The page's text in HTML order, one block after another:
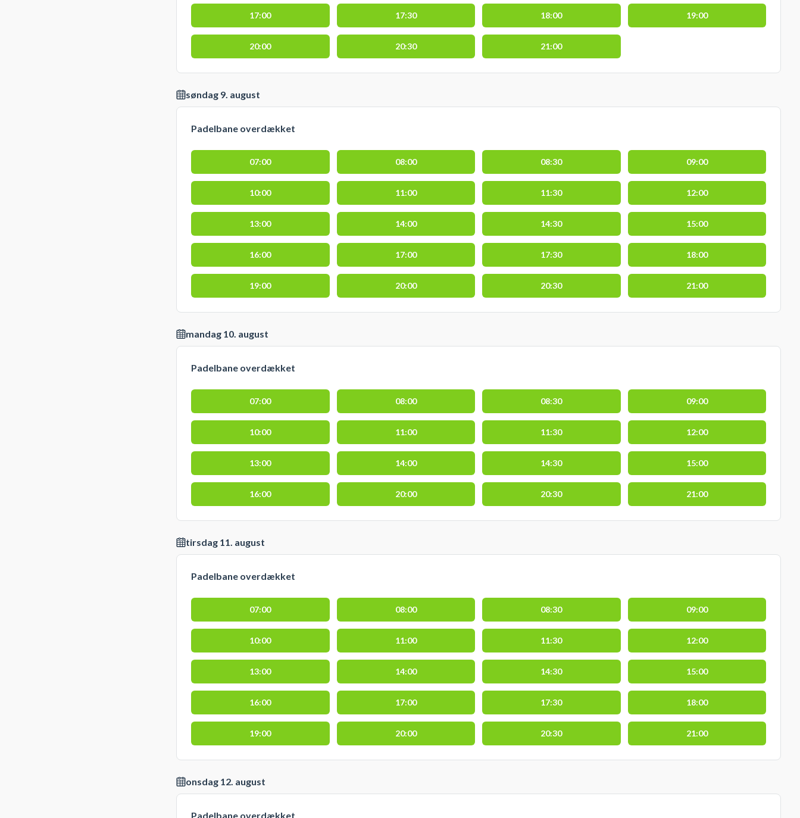
17:00 17:30 18:00 19:00
20:00 20:30 21:00
søndag 9. august
Padelbane overdækket
07:00 08:00 08:30 09:00
10:00 11:00 11:30 12:00
13:00 14:00 14:30 15:00
16:00 17:00 17:30 18:00
19:00 20:00 20:30 21:00
mandag 10. august
Padelbane overdækket
07:00 08:00 08:30 09:00
10:00 11:00 11:30 12:00
13:00 14:00 14:30 15:00
16:00 20:00 20:30 21:00
tirsdag 11. august
Padelbane overdækket
07:00 08:00 08:30 09:00
10:00 11:00 11:30 12:00
13:00 14:00 14:30 15:00
16:00 17:00 17:30 18:00
19:00 20:00 20:30 21:00
onsdag 12. august
Padelbane overdækket